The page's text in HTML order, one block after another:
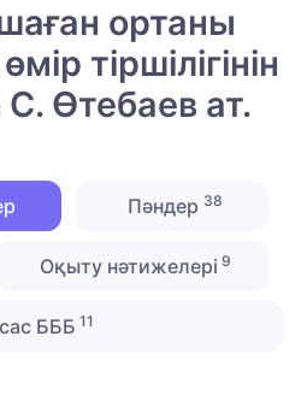
ортаны
тіршілігінін
С. Өтебаев ат.
Пәндер 38
Оқыту нәтижелері 9
БББ 11